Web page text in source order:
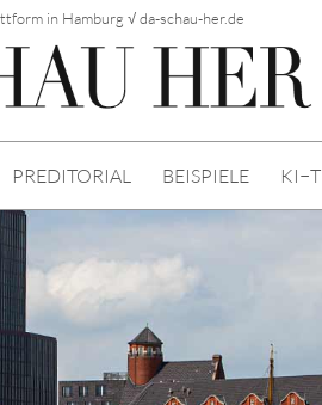
in Hamburg √ da-schau-her.de
PREDITORIAL BEISPIELE